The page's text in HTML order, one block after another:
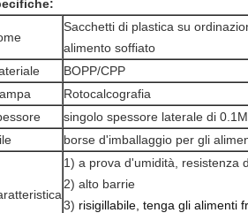
Sacchetti di plastica su
alimento soffiato
BOPP/CPP
Rotocalcografia
singolo spessore laterale di
borse d'imballaggio per gli
1) a prova d'umidità, resistenza
2) alto barrie
3) risigillabile, tenga gli alimenti